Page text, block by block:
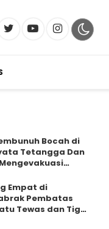
Bocah di
Tetangga Dan
Empat di
Pembatas
Tewas dan Tiga